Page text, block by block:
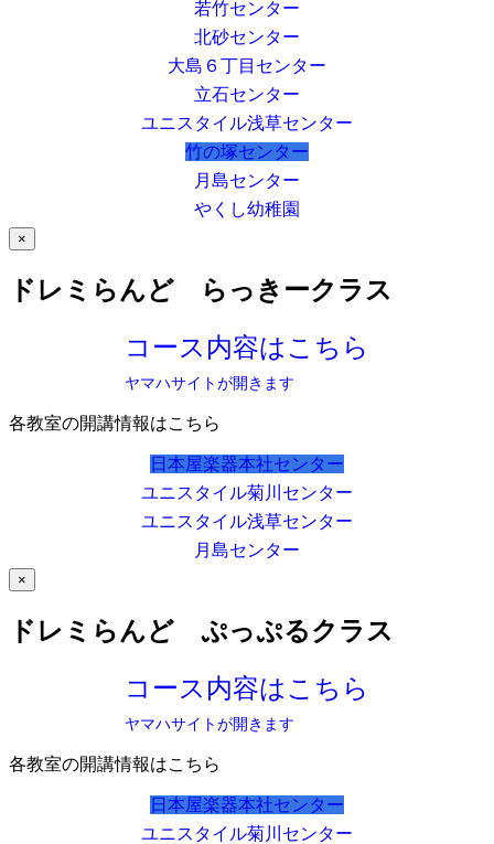
若竹センター
北砂センター
大島６丁目センター
立石センター
ユニスタイル浅草センター
竹の塚センター
月島センター
やくし幼稚園
×
ドレミらんど らっきークラス
コース内容はこちら
ヤマハサイトが開きます
各教室の開講情報はこちら
日本屋楽器本社センター
ユニスタイル菊川センター
ユニスタイル浅草センター
月島センター
×
ドレミらんど ぷっぷるクラス
コース内容はこちら
ヤマハサイトが開きます
各教室の開講情報はこちら
日本屋楽器本社センター
ユニスタイル菊川センター